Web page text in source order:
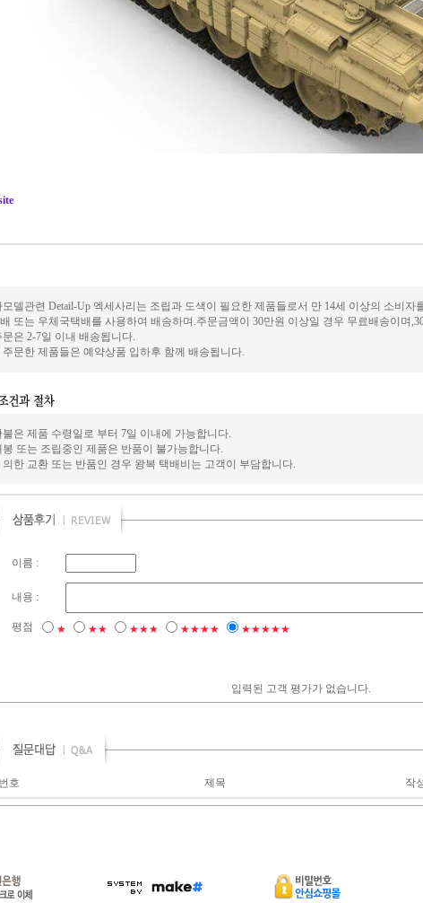
델관련 Detail-Up 엑세사리는 조립과 도색이 필요한 제품들로서 만 14세 이상의 소비자
또는 우체국택배를 사용하여 배송하며.주문금액이 30만원 이상일 경우 무료배송이며
은 2-7일 이내 배송됩니다.
문한 제품들은 예약상품 입하후 함께 배송됩니다.
은 제품 수령일로 부터 7일 이내에 가능합니다.
또는 조립중인 제품은 반품이 불가능합니다.
한 교환 또는 반품인 경우 왕복 택배비는 고객이 부담합니다.
이름 :
내용 :
평점 ★ ★★ ★★★ ★★★★ ★★★★★
입력된 고객 평가가 없습니다.
번호 제목 작